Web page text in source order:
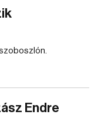
Endre